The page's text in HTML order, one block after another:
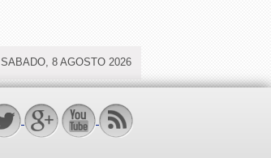
SABADO, 8 AGOSTO 2026